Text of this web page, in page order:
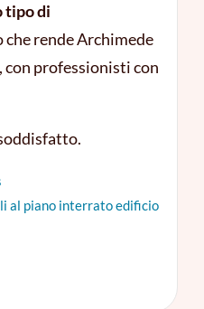
tipo di
che rende Archimede
con professionisti con
al piano interrato edificio